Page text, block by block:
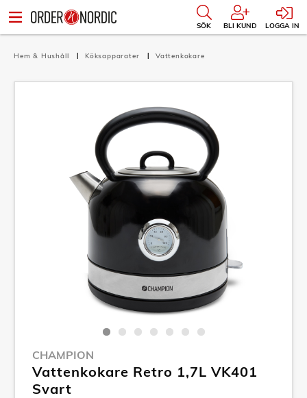
SÖK BLI KUND LOGGA IN
Hem & Hushåll Köksapparater Vattenkokare
CHAMPION
Vattenkokare Retro 1,7L VK401
Svart